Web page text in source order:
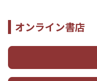
オンライン書店